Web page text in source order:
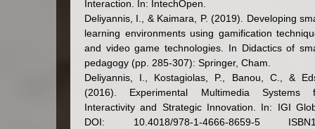
Interaction. In: IntechOpen.
Deliyannis, I., & Kaimara, P. (2019). Developing
learning environments using gamification
and video game technologies. In Didactics of
pedagogy (pp. 285-307): Springer, Cham.
Deliyannis, I., Kostagiolas, P., Banou, C., &
(2016). Experimental Multimedia Systems
Interactivity and Strategic Innovation. In: IGI
DOI: 10.4018/978-1-4666-8659-5